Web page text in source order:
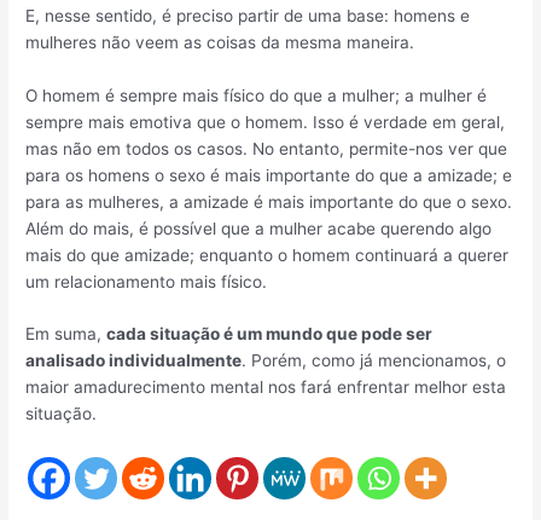
E, nesse sentido, é preciso partir de uma base: homens e
mulheres não veem as coisas da mesma maneira.
O homem é sempre mais físico do que a mulher; a mulher é
sempre mais emotiva que o homem. Isso é verdade em geral,
mas não em todos os casos. No entanto, permite-nos ver que
para os homens o sexo é mais importante do que a amizade; e
para as mulheres, a amizade é mais importante do que o sexo.
Além do mais, é possível que a mulher acabe querendo algo
mais do que amizade; enquanto o homem continuará a querer
um relacionamento mais físico.
Em suma,cada situação é um mundo que pode ser
analisado individualmente. Porém, como já mencionamos, o
maior amadurecimento mental nos fará enfrentar melhor esta
situação.